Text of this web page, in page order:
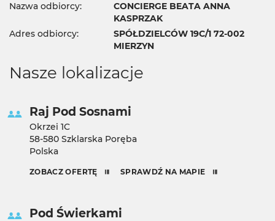
Nazwa odbiorcy:
CONCIERGE BEATA ANNA
KASPRZAK
Adres odbiorcy:
SPÓŁDZIELCÓW 19C/1 72-002
MIERZYN
Nasze lokalizacje
Raj Pod Sosnami
Okrzei 1C
58-580 Szklarska Poręba
Polska
ZOBACZ OFERTĘ SPRAWDŹ NA MAPIE
Pod Świerkami